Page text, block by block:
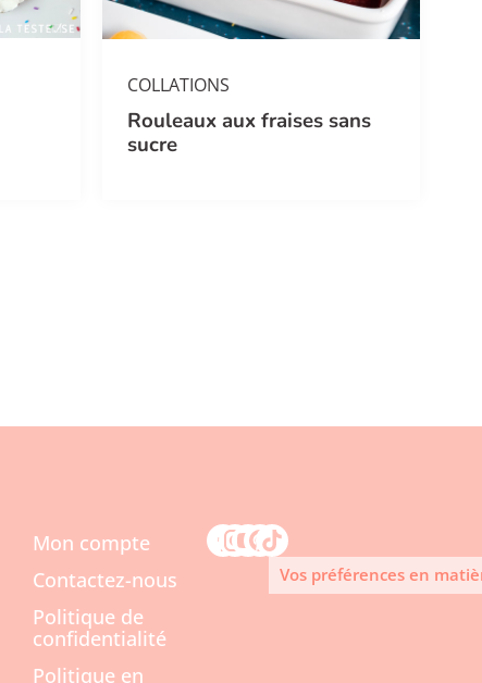
COLLATIONS
Rouleaux aux fraises sans
sucre
Mon compte
Contactez-nous
Politique de
confidentialité
Politique en
Vos préférences en